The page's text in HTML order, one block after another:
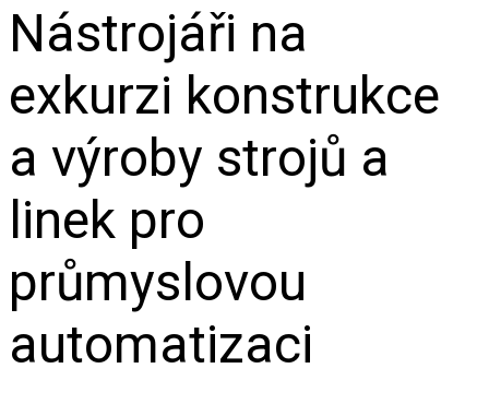
Nástrojáři na
exkurzi konstrukce
a výroby strojů a
linek pro
průmyslovou
automatizaci